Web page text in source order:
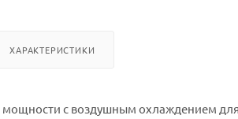
ХАРАКТЕРИСТИКИ
мощности с воздушным охлаждением